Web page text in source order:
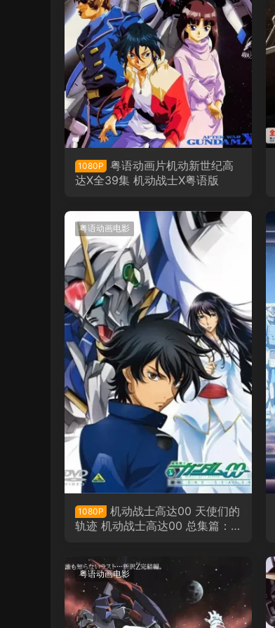
1080P
粤语动画片机动新世纪高
达X全39集 机动战士X粤语版
粤语动画电影
1080P
机动战士高达00 天使们的
轨迹 机动战士高达00 总集篇：
粤语动画电影